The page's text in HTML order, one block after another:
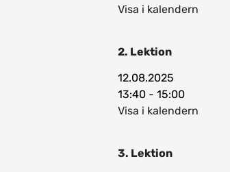
Visa i kalendern
2. Lektion
12.08.2025
13:40 - 15:00
Visa i kalendern
3. Lektion